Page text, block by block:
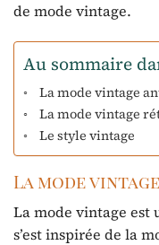
de mode vintage.
Au sommaire
La mode vintage
La mode vintage
Le style vintage
La mode
La mode vintage est
s’est inspirée de la